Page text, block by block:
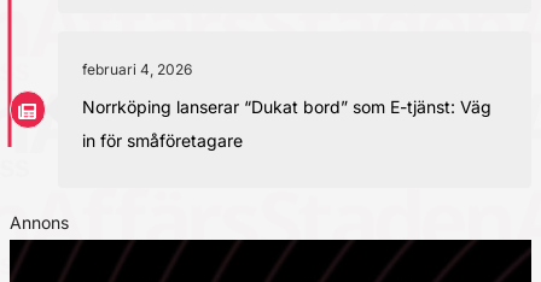
februari 4, 2026
Norrköping lanserar “Dukat bord” som E-tjänst: Väg
in för småföretagare
Annons